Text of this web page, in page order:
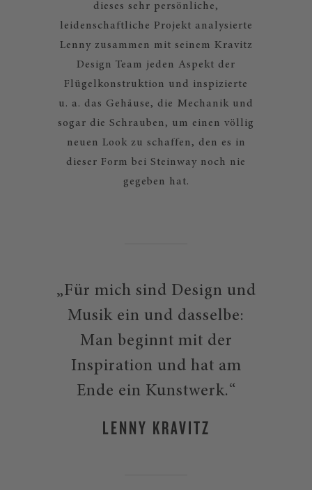
dieses sehr persönliche,
leidenschaftliche Projekt analysierte
Lenny zusammen mit seinem Kravitz
Design Team jeden Aspekt der
Flügelkonstruktion und inspizierte
u. a. das Gehäuse, die Mechanik und
sogar die Schrauben, um einen völlig
neuen Look zu schaffen, den es in
dieser Form bei Steinway noch nie
gegeben hat.
„Für mich sind Design und
Musik ein und dasselbe:
Man beginnt mit der
Inspiration und hat am
Ende ein Kunstwerk.“
LENNY KRAVITZ